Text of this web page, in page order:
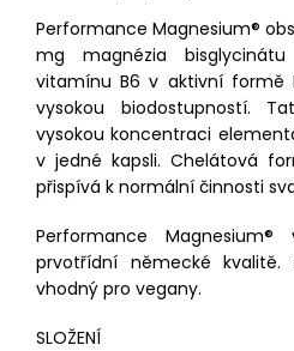
Performance Magnesium®
mg magnézia
vitamínu B6 v aktivní formě
vysokou biodostupností.
vysokou koncentraci
v jedné kapsli. Chelátová
přispívá k normální činnosti
Performance
prvotřídní německé
vhodný pro vegany.
SLOŽENÍ